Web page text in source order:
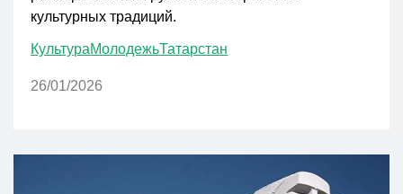
культурных традиций.
КультураМолодежьТатарстан
26/01/2026